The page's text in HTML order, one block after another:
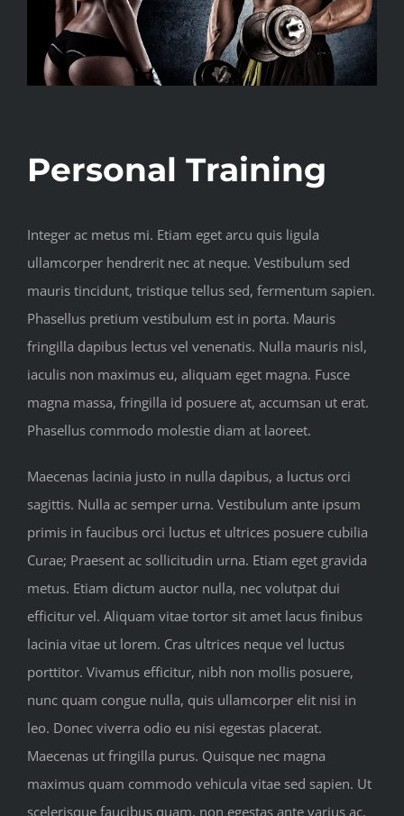
Personal Training
Integer ac metus mi. Etiam eget arcu quis ligula
ullamcorper hendrerit nec at neque. Vestibulum sed
mauris tincidunt, tristique tellus sed, fermentum sapien.
Phasellus pretium vestibulum est in porta. Mauris
fringilla dapibus lectus vel venenatis. Nulla mauris nisl,
iaculis non maximus eu, aliquam eget magna. Fusce
magna massa, fringilla id posuere at, accumsan ut erat.
Phasellus commodo molestie diam at laoreet.
Maecenas lacinia justo in nulla dapibus, a luctus orci
sagittis. Nulla ac semper urna. Vestibulum ante ipsum
primis in faucibus orci luctus et ultrices posuere cubilia
Curae; Praesent ac sollicitudin urna. Etiam eget gravida
metus. Etiam dictum auctor nulla, nec volutpat dui
efficitur vel. Aliquam vitae tortor sit amet lacus finibus
lacinia vitae ut lorem. Cras ultrices neque vel luctus
porttitor. Vivamus efficitur, nibh non mollis posuere,
nunc quam congue nulla, quis ullamcorper elit nisi in
leo. Donec viverra odio eu nisi egestas placerat.
Maecenas ut fringilla purus. Quisque nec magna
maximus quam commodo vehicula vitae sed sapien. Ut
scelerisque faucibus quam, non egestas ante varius ac.